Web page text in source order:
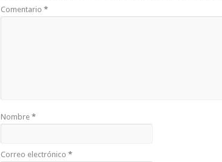
Comentario *
Nombre *
Correo electrónico *